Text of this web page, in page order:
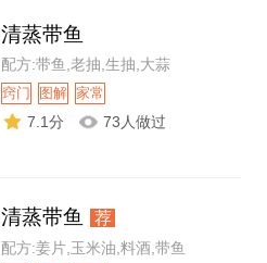
清蒸带鱼
配方:带鱼,老抽,生抽,大蒜
窍门 图解 家常
7.1分 73人做过
清蒸带鱼 荐
配方:姜片,玉米油,料酒,带鱼